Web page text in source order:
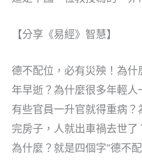
【分享《易經》智慧】
德不配位，必有災殃！為
年早逝？為什麼很多年輕
有些官員一升官就得重病
完房子，人就出車禍去世了
為什麼？就是四個字“德不